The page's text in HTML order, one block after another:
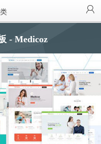
- Medicoz